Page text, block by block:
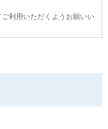
利用いただくようお願いい